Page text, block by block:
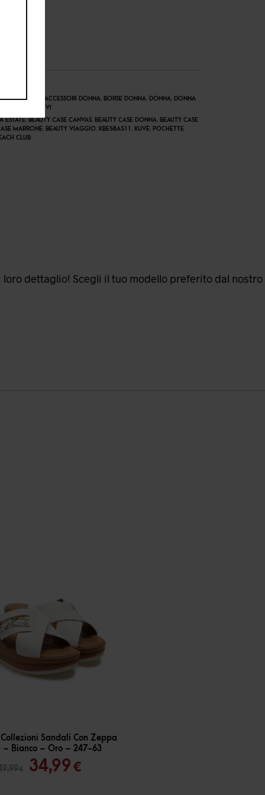
,BORSE & ACCESSORI DONNA, BORSE DONNA, DONNA, DONNA
NUOVI ARRIVI
ESTATE,BEAUTY CASE CANVAS, BEAUTY CASE DONNA, BEAUTY CASE
MARRONE, BEAUTY VIAGGIO KBE58A511 KUVÈ, POCHETTE
CLUB
dettaglio! Scegli il tuo modello preferito dal nostro
Sandali Con Zeppa
– Bianco – Oro – 247-63
€
Il
34,99€Il